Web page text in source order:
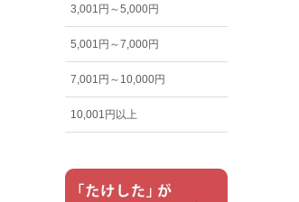
3,001円～5,000円
5,001円～7,000円
7,001円～10,000円
10,001円以上